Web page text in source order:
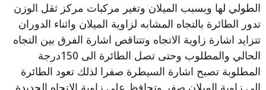
الطولي لها وبسبب الميلان وتغير مركبات مركز ثقل الوزن
تدور الطائرة بالتجاه المشابه لزاوية الميلان واثناء الدوران
تتزايد اشارة زاوية الاتجاه وتتناقص اشارة الفرق بين التجاه
الحالي والمطلوب وحتى تصل الطائرة الى 150درجة
المطلوبة تصبح اشارة السيطرة صفرا لذلك تعود الطائرة
الى زاوية الميلان صفر وتحافظ على زاوية الاتجاه الجديدة